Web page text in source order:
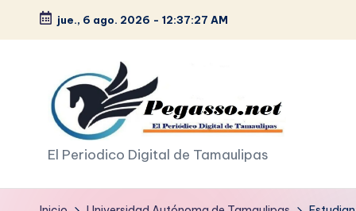
Saltar
contenido
jue., 6 ago. 2026 - 12:37:29 AM
p
e
El Periodico Digital de Tamaulipas